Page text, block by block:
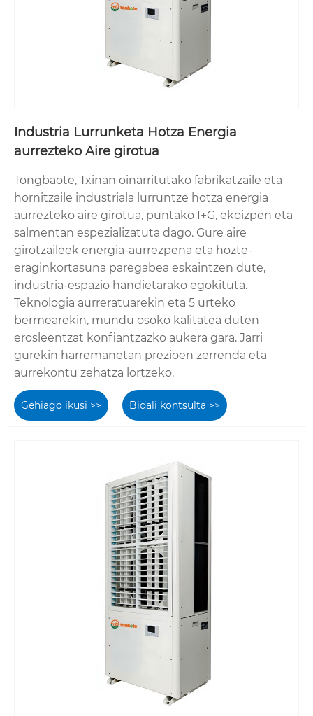
Industria Lurrunketa Hotza Energia
aurrezteko Aire girotua
Tongbaote, Txinan oinarritutako fabrikatzaile eta
hornitzaile industriala lurruntze hotza energia
aurrezteko aire girotua, puntako I+G, ekoizpen eta
salmentan espezializatuta dago. Gure aire
girotzaileek energia-aurrezpena eta hozte-
eraginkortasuna paregabea eskaintzen dute,
industria-espazio handietarako egokituta.
Teknologia aurreratuarekin eta 5 urteko
bermearekin, mundu osoko kalitatea duten
erosleentzat konfiantzazko aukera gara. Jarri
gurekin harremanetan prezioen zerrenda eta
aurrekontu zehatza lortzeko.
Gehiago ikusi >> Bidali kontsulta >>